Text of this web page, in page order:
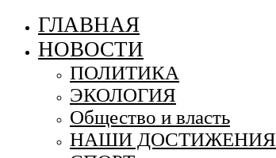
ГЛАВНАЯ
НОВОСТИ
ПОЛИТИКА
ЭКОЛОГИЯ
Общество и власть
НАШИ ДОСТИЖЕНИЯ